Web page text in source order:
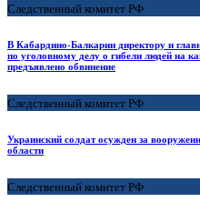
Следственный комитет РФ
В Кабардино-Балкарии директору и
по уголовному делу о гибели людей на
предъявлено обвинение
Следственный комитет РФ
Украинский солдат осужден за
области
Следственный комитет РФ